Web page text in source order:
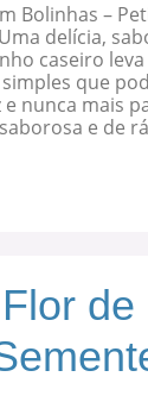
Bolinhas –
delícia,
caseiro
que
e nunca mais
e de